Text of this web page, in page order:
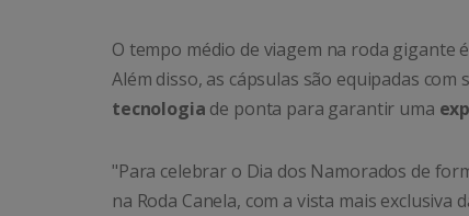
O tempo médio de viagem na roda gigante
Além disso, as cápsulas são equipadas
tecnologia de ponta para garantir uma
"Para celebrar o Dia dos Namorados de
na Roda Canela, com a vista mais exclusiva